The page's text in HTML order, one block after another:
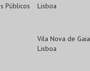
Públicos Lisboa
Vila Nova de Gaia
Lisboa